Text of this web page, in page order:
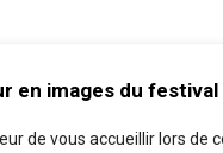
en images du festival
de vous accueillir lors de